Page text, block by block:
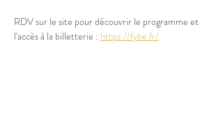
RDV sur le site pour découvrir le programme et
l'accès à la billetterie : https://fybe.fr/